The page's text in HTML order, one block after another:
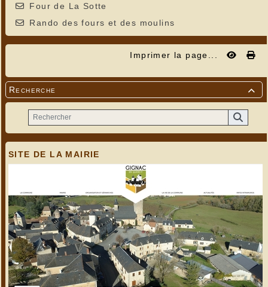
Four de La Sotte
Rando des fours et des moulins
Imprimer la page...

Recherche
SITE DE LA MAIRIE